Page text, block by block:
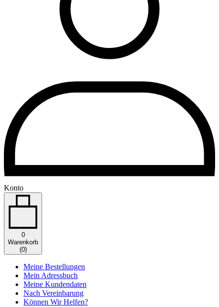
Konto
0
Warenkorb
(0)
Meine Bestellungen
Mein Adressbuch
Meine Kundendaten
Nach Vereinbarung
Können Wir Helfen?